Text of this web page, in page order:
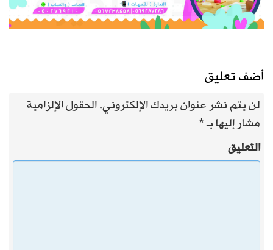
أضف تعليق
لن يتم نشر عنوان بريدك الإلكتروني.الحقول الإلزامية
مشار إليها بـ*
التعليق